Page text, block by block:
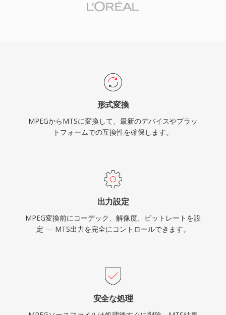
トストリームパッケージングには、音声と映像の
維持しており、編集ワークフローのソースマテリ
アルとして適しています。H.264圧縮の使用によ
り、画質とファイルサイズの間の効果的なバラン
スが取れ、一般的なSDおよびSDHCメモリカー
ドでの録画時間の延長が可能です。MTSファイ
きますが、一部のワークフローではよりスムーズ
適化されたフォーマットへのトランスコードが有
効です。
形式変換
MPEGからMTSに変換して、最新のデバイスやプラッ
トフォームでの互換性を確保します。
出力設定
MPEG変換前にコーデック、解像度、ビットレートを設
定 — MTS出力を完全にコントロールできます。
安全な処理